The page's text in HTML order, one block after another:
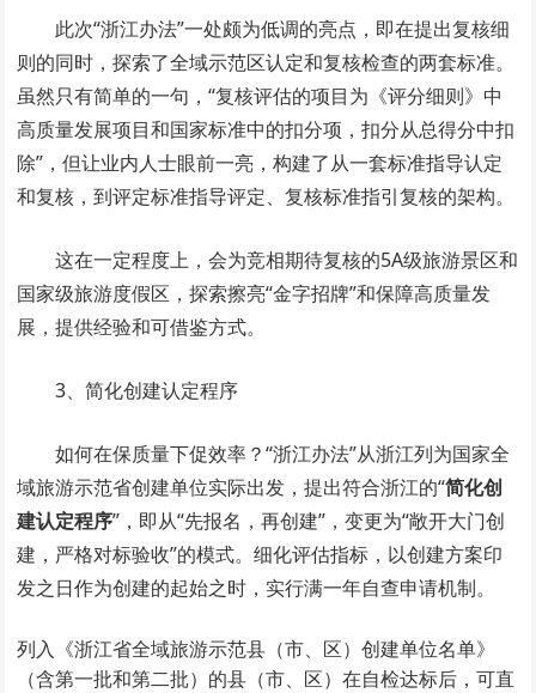
此次“浙江办法”一处颇为低调的亮点，即在提出复核细
则的同时，探索了全域示范区认定和复核检查的两套标准。
虽然只有简单的一句，“复核评估的项目为《评分细则》中
高质量发展项目和国家标准中的扣分项，扣分从总得分中扣
除”，但让业内人士眼前一亮，构建了从一套标准指导认定
和复核，到评定标准指导评定、复核标准指引复核的架构。
这在一定程度上，会为竞相期待复核的5A级旅游景区和
国家级旅游度假区，探索擦亮“金字招牌”和保障高质量发
展，提供经验和可借鉴方式。
3、简化创建认定程序
如何在保质量下促效率？“浙江办法”从浙江列为国家全
域旅游示范省创建单位实际出发，提出符合浙江的“简化创
建认定程序”，即从“先报名，再创建”，变更为“敞开大门创
建，严格对标验收”的模式。细化评估指标，以创建方案印
发之日作为创建的起始之时，实行满一年自查申请机制。
列入《浙江省全域旅游示范县（市、区）创建单位名单》
（含第一批和第二批）的县（市、区）在自检达标后，可直